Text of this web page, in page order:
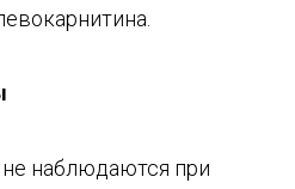
наблюдаются при